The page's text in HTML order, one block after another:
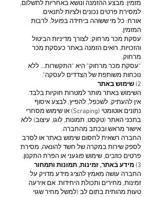
מזמין: מבצע ההזמנה ונושא באחריות לתשלום,
למסירת פרטים נכונים ולציות לתנאים.
אורח: כל מי ששוהה ביחידה בפועל, לרבות
המזמין.
עסקת מכר מרחוק: לצורך מדיניות הביטול
והזכויות, רואים הזמנה באתר כעסקת מכר
מרחוק.
“עסקת מכר מרחוק” היא “התקשרות… ללא
נוכחות משותפת של הצדדים לעסקה”.
2) שימוש באתר
השימוש באתר מותר למטרות חוקיות בלבד.
אין להעתיק, לשכפל, להפיץ, לבצע איסוף
נתונים אוטומטי (Scraping) או שימוש מסחרי
בתכני האתר (טקסט, תמונות, לוגו, עיצוב) ללא
אישור מראש ובכתב מהחברה.
החברה רשאית לחסום שימוש באתר או לסרב
לספק שירות במקרה של חשד להונאה, מסירת
פרטים כוזבים, שימוש פוגעני או הפרת התקנון.
3) מידע באתר, זמינות, תמונות ותמחור
החברה עושה מאמץ להציג מידע מדויק על
זמינות, מחירים ותכולת היחידות. אם אירעה
טעות מהותית בתום לב (למשל מחיר שגוי